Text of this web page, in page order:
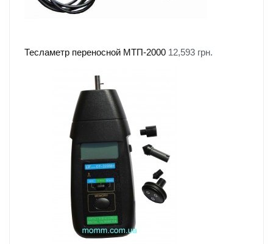
Тесламетр переносной МТП-2000 12,593 грн.